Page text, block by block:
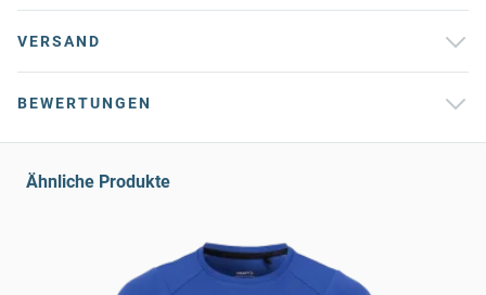
VERSAND
BEWERTUNGEN
Ähnliche Produkte